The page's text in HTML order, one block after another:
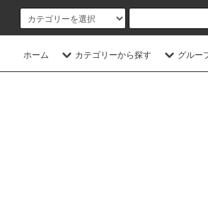
ホーム カテゴリーから探す グルー